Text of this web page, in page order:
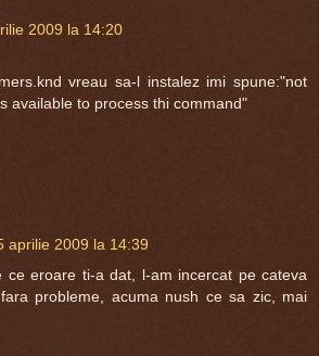
2009 la 14:20
vreau sa-l instalez imi spune:"not
available to process thi command"
aprilie 2009 la 14:39
ce eroare ti-a dat, l-am incercat pe cateva
probleme, acuma nush ce sa zic, mai